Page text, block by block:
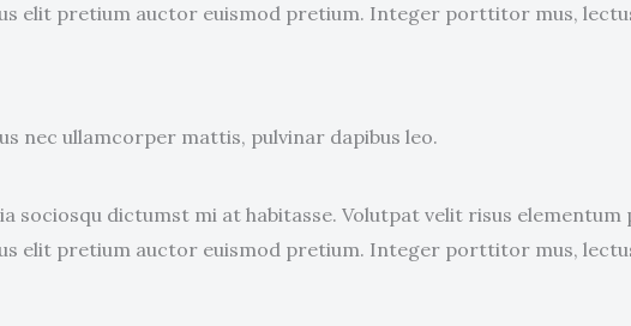
elit pretium auctor euismod pretium. Integer porttitor mus,
nec ullamcorper mattis, pulvinar dapibus leo.
dictumst mi at habitasse. Volutpat velit risus
elit pretium auctor euismod pretium. Integer porttitor mus,